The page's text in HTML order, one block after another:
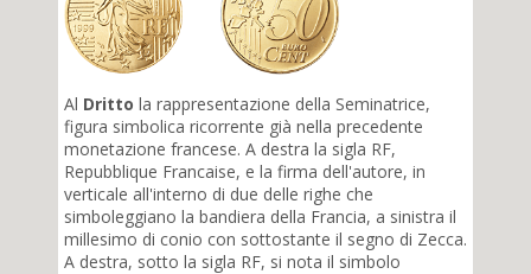
Al Dritto la rappresentazione della Seminatrice,
figura simbolica ricorrente già nella precedente
monetazione francese. A destra la sigla RF,
Repubblique Francaise, e la firma dell'autore, in
verticale all'interno di due delle righe che
simboleggiano la bandiera della Francia, a sinistra il
millesimo di conio con sottostante il segno di Zecca.
A destra, sotto la sigla RF, si nota il simbolo